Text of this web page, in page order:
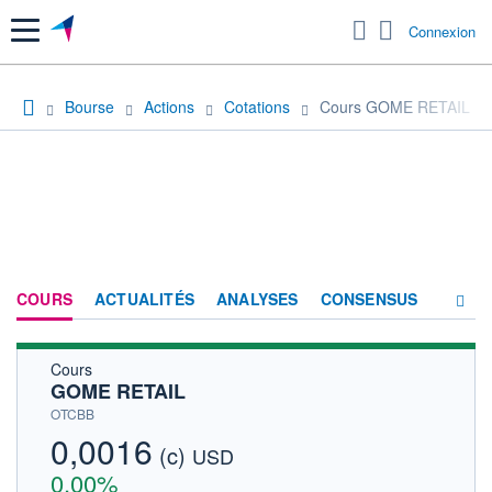
Menu Connexion
Bourse Actions Cotations Cours GOME RETAIL
COURS ACTUALITÉS ANALYSES CONSENSUS
Cours
GOME RETAIL
OTCBB
0,0016 (c) USD
0,00%